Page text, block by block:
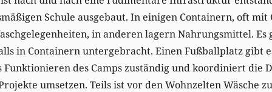
Schule ausgebaut. In einigen Containern, oft
in anderen lagern Nahrungsmittel. Es
in Containern untergebracht. Einen Fußballplatz gibt
des Camps zuständig und koordiniert die
umsetzen. Teils ist vor den Wohnzelten Wäsche